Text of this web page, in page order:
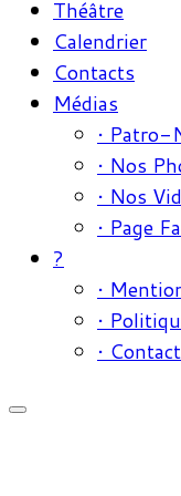
Théâtre
Calendrier
Contacts
Médias
• Patro-
• Nos
• Nos
• Page
?
•
•
•